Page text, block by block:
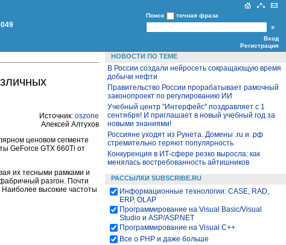
Поиск точная фраза
Вход
Регистрация
Источник: oszone
Алексей Алтухов
ценовом сегменте
GeForce GTX 660Ti от
их тесными рамками и
разгон. Почти
высокие частоты
НОВОСТИ ПО ТЕМЕ
В России создали нейросеть сокращающую время
добычи нефти
Правительство России прорабатывает рамочный
законопроект по регулированию ИИ
Учебный центр "Интерфейс" поздравляет с 1
сентября! И приглашает в новый учебный год за
новыми знаниями!
Россияне уходят из Рунета. Домены .ru и .рф
стремительно теряют популярность
Конкуренция в ИТ-сфере резко выросла: как
менялась востребованность айтишников
РАССЫЛКИ SUBSCRIBE.RU
Информационные технологии: CASE, RAD,
ERP, OLAP
Программирование на Visual Basic/Visual
Studio и ASP/ASP.NET
Программирование на Visual С++
Все о PHP и даже больше